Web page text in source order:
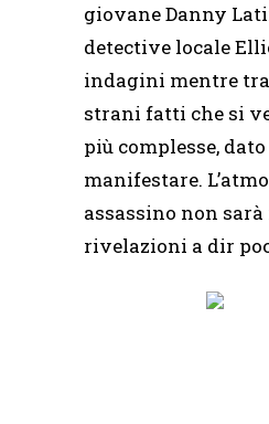
giovane Danny
detective locale
indagini mentre
strani fatti che si
più complesse,
manifestare.
assassino non
rivelazioni a dir